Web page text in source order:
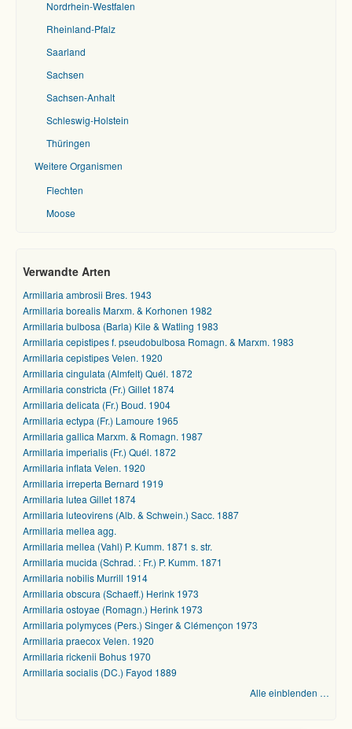
Nordrhein-Westfalen
Rheinland-Pfalz
Saarland
Sachsen
Sachsen-Anhalt
Schleswig-Holstein
Thüringen
Weitere Organismen
Flechten
Moose
Verwandte Arten
Armillaria ambrosii Bres. 1943
Armillaria borealis Marxm. & Korhonen 1982
Armillaria bulbosa (Barla) Kile & Watling 1983
Armillaria cepistipes f. pseudobulbosa Romagn. & Marxm. 1983
Armillaria cepistipes Velen. 1920
Armillaria cingulata (Almfelt) Quél. 1872
Armillaria constricta (Fr.) Gillet 1874
Armillaria delicata (Fr.) Boud. 1904
Armillaria ectypa (Fr.) Lamoure 1965
Armillaria gallica Marxm. & Romagn. 1987
Armillaria imperialis (Fr.) Quél. 1872
Armillaria inflata Velen. 1920
Armillaria irreperta Bernard 1919
Armillaria lutea Gillet 1874
Armillaria luteovirens (Alb. & Schwein.) Sacc. 1887
Armillaria mellea agg.
Armillaria mellea (Vahl) P. Kumm. 1871 s. str.
Armillaria mucida (Schrad. : Fr.) P. Kumm. 1871
Armillaria nobilis Murrill 1914
Armillaria obscura (Schaeff.) Herink 1973
Armillaria ostoyae (Romagn.) Herink 1973
Armillaria polymyces (Pers.) Singer & Clémençon 1973
Armillaria praecox Velen. 1920
Armillaria rickenii Bohus 1970
Armillaria socialis (DC.) Fayod 1889
Alle einblenden …